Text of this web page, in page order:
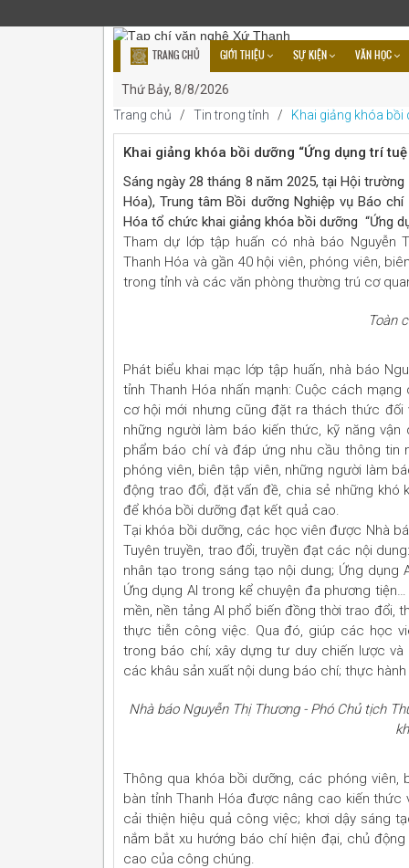
TRANG CHỦ GIỚI THIỆU SỰ KIỆN VĂN HỌC
VNXT VỚI BẠN ĐỌC
Thứ Bảy, 8/8/2026
Trang chủ
/ Tin trong tỉnh / Khai giảng khóa bồi
Khai giảng khóa bồi dưỡng “Ứng dụng trí
Sáng ngày 28 tháng 8 năm 2025, tại Hội
Hóa), Trung tâm Bồi dưỡng Nghiệp vụ Báo
Hóa tổ chức khai giảng khóa bồi dưỡng “Ứng
Tham dự lớp tập huấn có nhà báo Nguyễn
Thanh Hóa và gần 40 hội viên, phóng viên,
trong tỉnh và các văn phòng thường trú cơ
Toàn
Phát biểu khai mạc lớp tập huấn, nhà báo
tỉnh Thanh Hóa nhấn mạnh: Cuộc cách
cơ hội mới nhưng cũng đặt ra thách thức
những người làm báo kiến thức, kỹ năng
phẩm báo chí và đáp ứng nhu cầu thông
phóng viên, biên tập viên, những người làm
động trao đổi, đặt vấn đề, chia sẻ những khó
để khóa bồi dưỡng đạt kết quả cao.
Tại khóa bồi dưỡng, các học viên được Nhà
Tuyên truyền, trao đổi, truyền đạt các nội
nhân tạo trong sáng tạo nội dung; Ứng dụng
Ứng dụng AI trong kể chuyện đa phương
mền, nền tảng AI phổ biến đồng thời trao đổi,
thực tiễn công việc. Qua đó, giúp các học
trong báo chí; xây dựng tư duy chiến lược
các khâu sản xuất nội dung báo chí; thực
Nhà báo Nguyễn Thị Thương - Phó Chủ tịch
Thông qua khóa bồi dưỡng, các phóng
bàn tỉnh Thanh Hóa được nâng cao kiến
cải thiện hiệu quả công việc; khơi dậy sáng
nắm bắt xu hướng báo chí hiện đại, chủ
cao của công chúng.